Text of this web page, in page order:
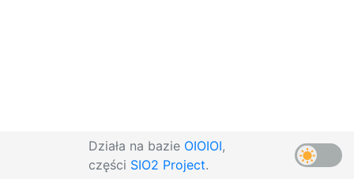
Działa na bazie OIOIOI,
części SIO2 Project.